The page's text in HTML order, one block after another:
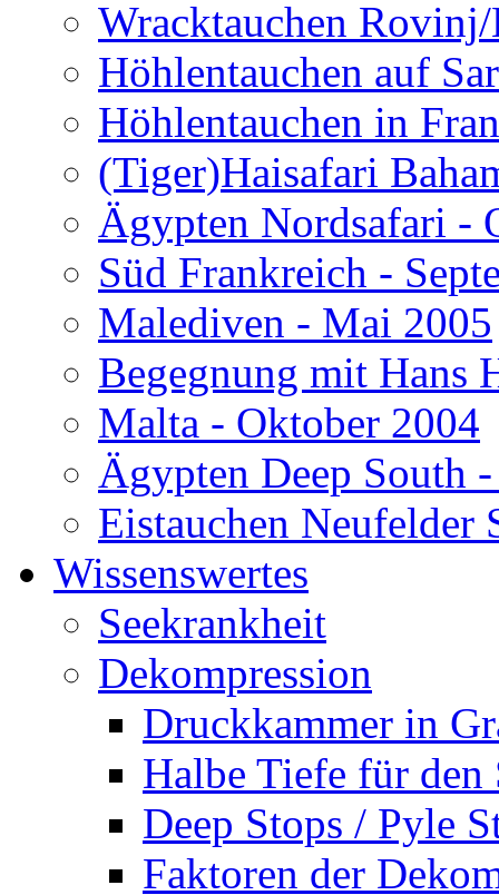
Wracktauchen
Höhlentauchen auf
Höhlentauchen in
(Tiger)Haisafari
Ägypten Nordsafari -
Süd Frankreich -
Malediven - Mai 2005
Begegnung mit Hans
Malta - Oktober 2004
Ägypten Deep South
Eistauchen Neufelder
Wissenswertes
Seekrankheit
Dekompression
Druckkammer in
Halbe Tiefe für den
Deep Stops / Pyle
Faktoren der